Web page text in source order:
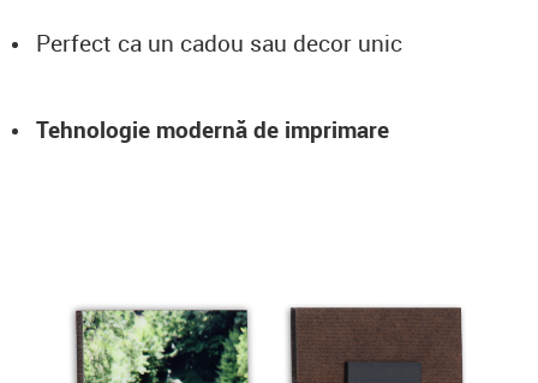
Perfect ca un cadou sau decor unic
Tehnologie modernă de imprimare